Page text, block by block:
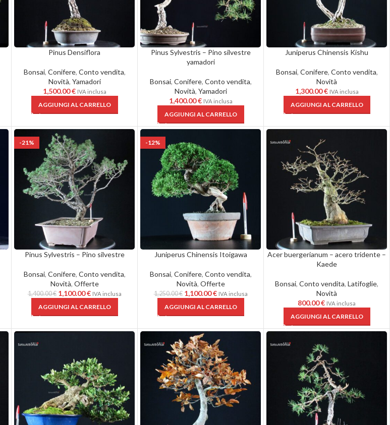
Pinus Densiflora
Bonsai, Conifere, Conto vendita,
Novità, Yamadori
1,500.00€ IVA inclusa
AGGIUNGI AL CARRELLO
Pinus Sylvestris – Pino silvestre
yamadori
Bonsai, Conifere, Conto vendita,
Novità, Yamadori
1,400.00€ IVA inclusa
AGGIUNGI AL CARRELLO
Juniperus Chinensis Kishu
Bonsai, Conifere, Conto vendita,
Novità
1,300.00€ IVA inclusa
AGGIUNGI AL CARRELLO
-21%
Pinus Sylvestris – Pino silvestre
Bonsai, Conifere, Conto vendita,
Novità, Offerte
1,400.00€ 1,100.00€ IVA inclusa
AGGIUNGI AL CARRELLO
-12%
Juniperus Chinensis Itoigawa
Bonsai, Conifere, Conto vendita,
Novità, Offerte
1,250.00€ 1,100.00€ IVA inclusa
AGGIUNGI AL CARRELLO
Acer buergerianum – acero tridente –
Kaede
Bonsai,Conto vendita,Latifoglie,
Novità
800.00€ IVA inclusa
AGGIUNGI AL CARRELLO